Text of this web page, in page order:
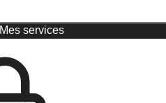
Mes services